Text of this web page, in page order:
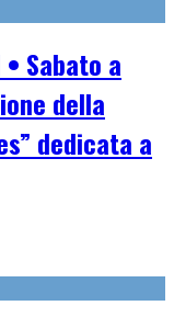
Sabato a
della
dedicata a